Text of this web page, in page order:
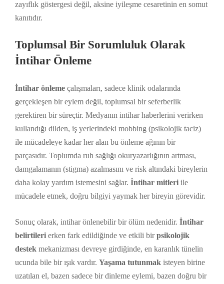
zayıflık göstergesi değil, aksine iyileşme cesaretinin en somut
kanıtıdır.
Toplumsal Bir Sorumluluk Olarak
İntihar Önleme
İntihar önleme çalışmaları, sadece klinik odalarında
gerçekleşen bir eylem değil, toplumsal bir seferberlik
gerektiren bir süreçtir. Medyanın intihar haberlerini verirken
kullandığı dilden, iş yerlerindeki mobbing (psikolojik taciz)
ile mücadeleye kadar her alan bu önleme ağının bir
parçasıdır. Toplumda ruh sağlığı okuryazarlığının artması,
damgalamanın (stigma) azalmasını ve risk altındaki bireylerin
daha kolay yardım istemesini sağlar. İntihar mitleri ile
mücadele etmek, doğru bilgiyi yaymak her bireyin görevidir.
Sonuç olarak, intihar önlenebilir bir ölüm nedenidir. İntihar
belirtileri erken fark edildiğinde ve etkili birpsikolojik
destek mekanizması devreye girdiğinde, en karanlık tünelin
ucunda bile bir ışık vardır. Yaşama tutunmak isteyen birine
uzatılan el, bazen sadece bir dinleme eylemi, bazen doğru bir